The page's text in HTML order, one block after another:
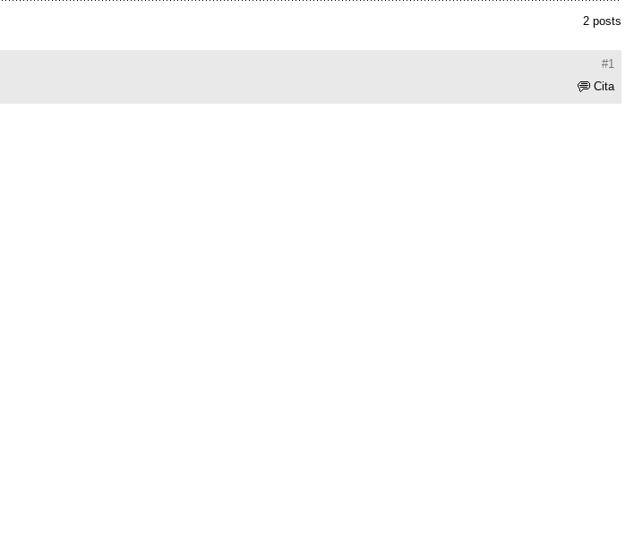
2 posts
#1
Cita